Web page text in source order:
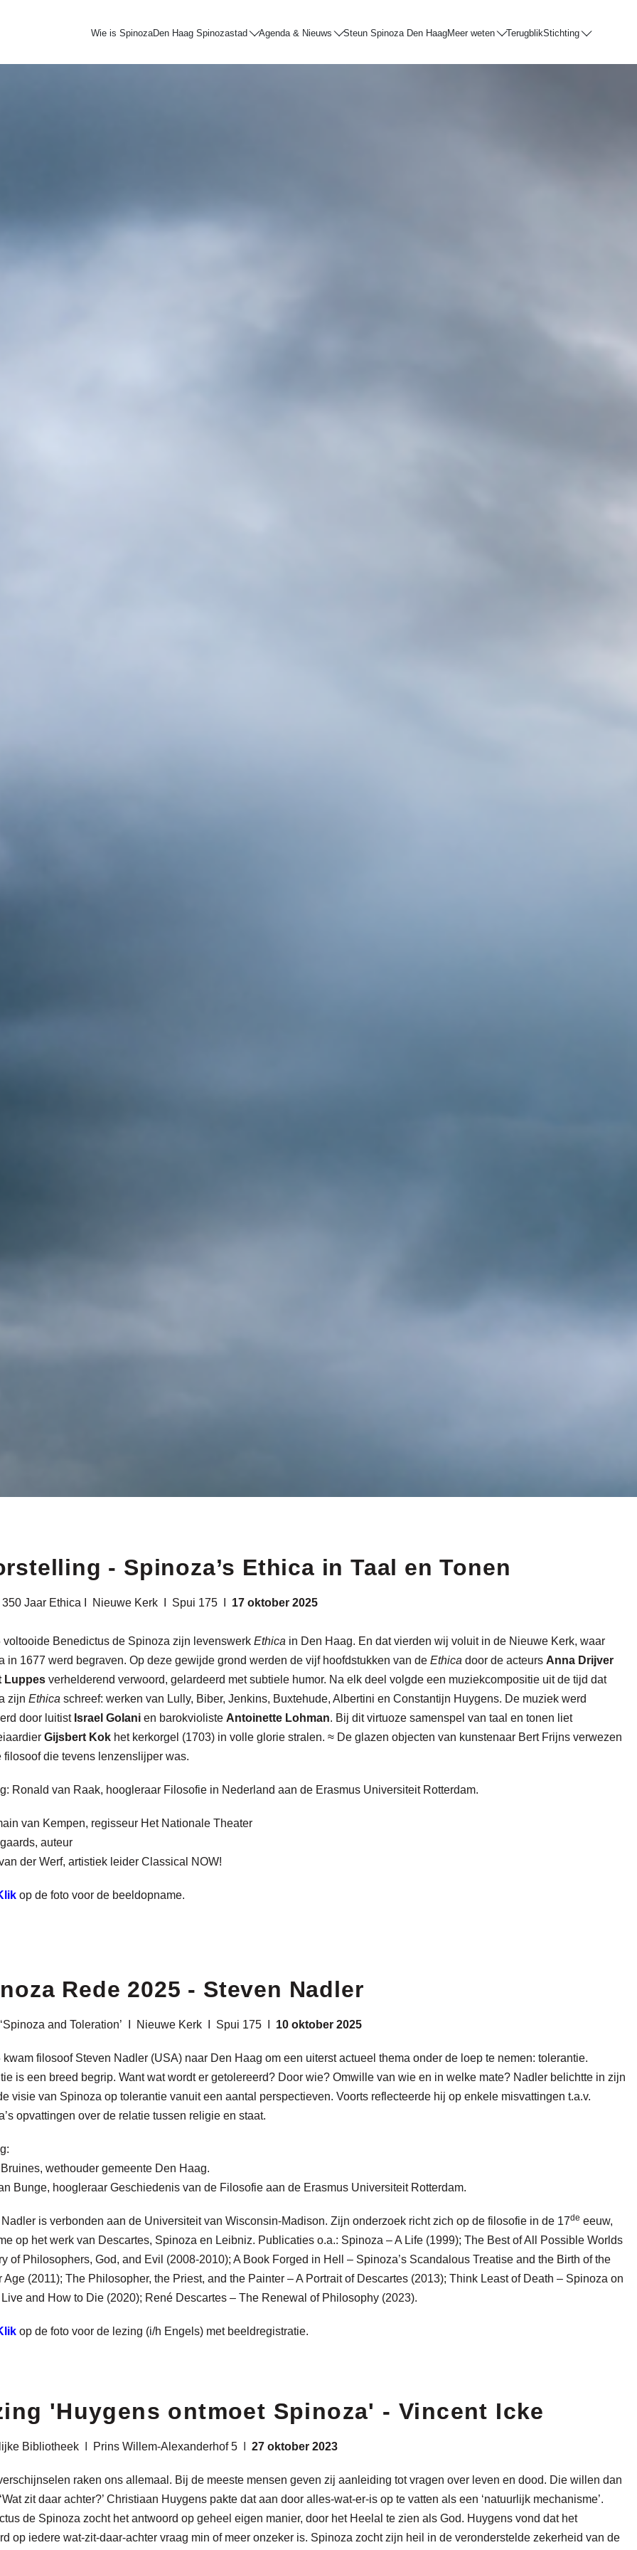
Wie is SpinozaDen Haag Spinozastad Agenda & Nieuws Steun Spinoza Den HaagMeer weten TerugblikStichting
- Spinoza’s Ethica in Taal en Tonen
350 Jaar Ethica I Nieuwe Kerk I Spui 175 I 17 oktober 2025
voltooide Benedictus de Spinoza zijn levenswerkEthica in Den Haag. En dat vierden wij voluit in de Nieuwe Kerk, waar
in 1677 werd begraven. Op deze gewijde grond werden de vijf hoofdstukken van deEthicadoor de acteurs Anna Drijver
Luppes verhelderend verwoord, gelardeerd met subtiele humor. Na elk deel volgde een muziekcompositie uit de tijd dat
zijnEthica schreef: werken van Lully, Biber, Jenkins, Buxtehude, Albertini en Constantijn Huygens. De muziek werd
door luitist Israel Golani en barokvioliste Antoinette Lohman. Bij dit virtuoze samenspel van taal en tonen liet
Gijsbert Kok het kerkorgel (1703) in volle glorie stralen. ≈ De glazen objecten van kunstenaar Bert Frijns verwezen
filosoof die tevens lenzenslijper was.
Ronald van Raak, hoogleraar Filosofie in Nederland aan de Erasmus Universiteit Rotterdam.
van Kempen, regisseur Het Nationale Theater
auteur
der Werf, artistiek leider Classical NOW!
op de foto voor de beeldopname.
Rede 2025 - Steven Nadler
and Toleration’ I Nieuwe Kerk I Spui 175 I 10 oktober 2025
kwam filosoof Steven Nadler (USA) naar Den Haag om een uiterst actueel thema onder de loep te nemen: tolerantie.
is een breed begrip. Want wat wordt er getolereerd? Door wie? Omwille van wie en in welke mate? Nadler belichtte in zijn
visie van Spinoza op tolerantie vanuit een aantal perspectieven. Voorts reflecteerde hij op enkele misvattingen t.a.v.
opvattingen over de relatie tussen religie en staat.
wethouder gemeente Den Haag.
Bunge, hoogleraar Geschiedenis van de Filosofie aan de Erasmus Universiteit Rotterdam.
is verbonden aan de Universiteit van Wisconsin-Madison. Zijn onderzoek richt zich op de filosofie in de 17de eeuw,
op het werk van Descartes, Spinoza en Leibniz. Publicaties o.a.: Spinoza – A Life (1999); The Best of All Possible Worlds
of Philosophers, God, and Evil (2008-2010); A Book Forged in Hell – Spinoza’s Scandalous Treatise and the Birth of the
Age (2011); The Philosopher, the Priest, and the Painter – A Portrait of Descartes (2013); Think Least of Death – Spinoza on
and How to Die (2020); René Descartes – The Renewal of Philosophy (2023).
op de foto voor de lezing (i/h Engels) met beeldregistratie.
'Huygens ontmoet Spinoza' - Vincent Icke
Bibliotheek Prins Willem-Alexanderhof 5 27 oktober 2023
raken ons allemaal. Bij de meeste mensen geven zij aanleiding tot vragen over leven en dood. Die willen dan
zit daar achter?’ Christiaan Huygens pakte dat aan door alles-wat-er-is op te vatten als een ‘natuurlijk mechanisme’.
de Spinoza zocht het antwoord op geheel eigen manier, door het Heelal te zien als God. Huygens vond dat het
op iedere wat-zit-daar-achter vraag min of meer onzeker is. Spinoza zocht zijn heil in de veronderstelde zekerheid van de